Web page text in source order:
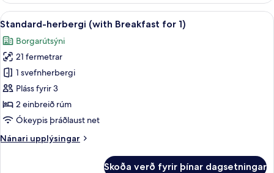
Semi)
tvíbreiðu
rúmi
Breakfast
for
2,
Semi)
Skoða
allar
myndir
fyrir
Standard-
herbergi
(with
Breakfast
1)
8
Standard-herbergi (with Breakfast for 1)
Borgarútsýni
21 fermetrar
1 svefnherbergi
Pláss fyrir 3
2 einbreið rúm
Ókeypis þráðlaust net
Nánari upplýsingar
Nánari
Skoða verð fyrir þínar dagsetningar